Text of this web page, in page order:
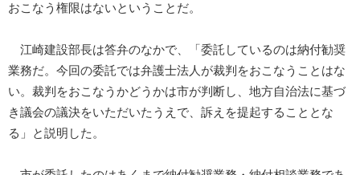
おこなう権限はないということだ。
江崎建設部長は答弁のなかで、「委託しているのは納付勧奨
業務だ。今回の委託では弁護士法人が裁判をおこなうことはな
い。裁判をおこなうかどうかは市が判断し、地方自治法に基づ
き議会の議決をいただいたうえで、訴えを提起することとな
る」と説明した。